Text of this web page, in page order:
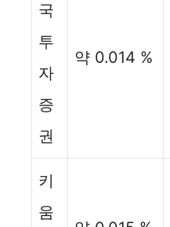
국
투
자
증
권
약 0.014 %
키
움